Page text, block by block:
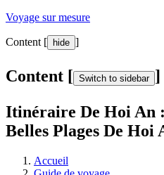
Voyage sur mesure
Content [ hide ]
Content [ Switch to sidebar ]
Itinéraire De Hoi An
Belles Plages De Hoi
Accueil